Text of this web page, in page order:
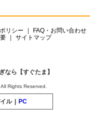
リシー
FAQ・お問い合わせ
サイトマップ
なら【すぐたま】
Rights Reserved.
ル | PC